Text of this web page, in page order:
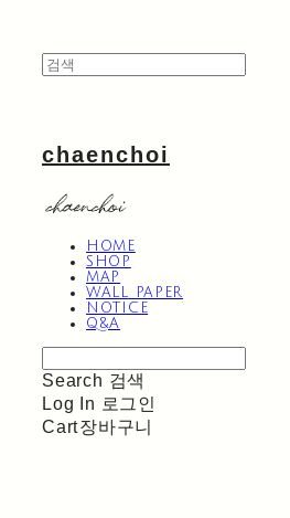
chaenchoi
HOME
SHOP
MAP
WALL PAPER
NOTICE
Q&A
Search 검색
Log In 로그인
Cart장바구니